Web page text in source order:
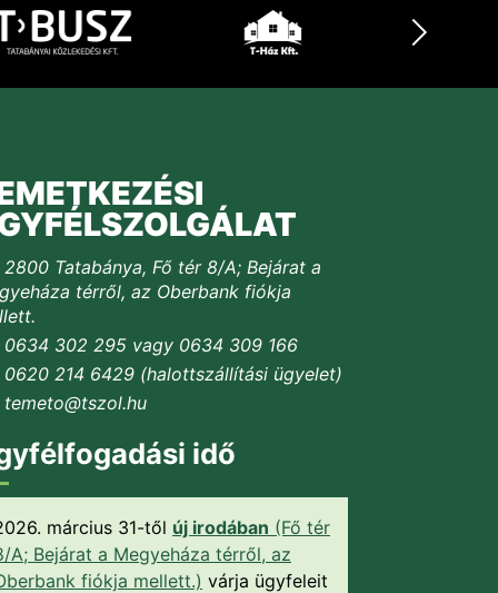
2800 Tatabánya, Fő tér 8/A; Bejárat a
térről, az Oberbank fiókja
0634 302 295 vagy 0634 309 166
0620 214 6429 (halottszállítási ügyelet)
temeto@tszol.hu
idő
március 31-től új irodában (Fő tér
A; Bejárat a Megyeháza térről, az
fiókja mellett.) várja ügyfeleit